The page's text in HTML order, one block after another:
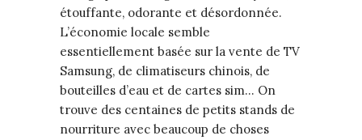
étouffante, odorante et désordonnée.
L’économie locale semble
essentiellement basée sur la vente de TV
Samsung, de climatiseurs chinois, de
bouteilles d’eau et de cartes sim… On
trouve des centaines de petits stands de
nourriture avec beaucoup de choses